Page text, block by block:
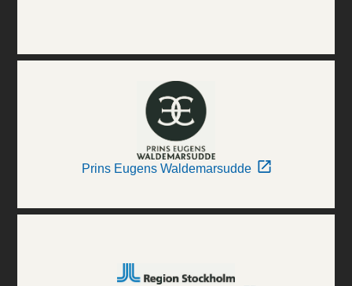
Prins Eugens Waldemarsudde